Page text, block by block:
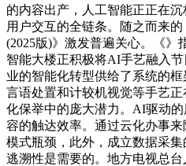
的内容出产，人工智能正正在
用户交互的全链条。随之而来
(2025版)》激发普遍关心。《》
智能大楼正积极将AI手艺融入
业的智能化转型供给了系统的
言语处置和计较机视觉等手艺
化保举中的庞大潜力。AI驱动
容的触达效率。通过云化办事
模式瓶颈，此外，成立数据采
逃溯性是需要的。地方电视总台